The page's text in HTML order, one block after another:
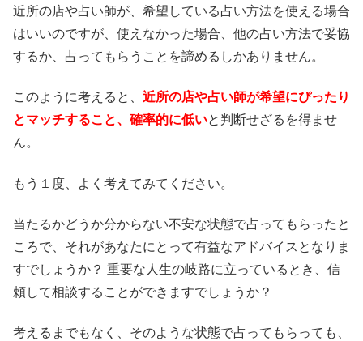
近所の店や占い師が、希望している占い方法を使える場合
はいいのですが、使えなかった場合、他の占い方法で妥協
するか、占ってもらうことを諦めるしかありません。
このように考えると、 近所の店や占い師が希望にぴったり
とマッチすること、確率的に低いと判断せざるを得ませ
ん。
もう１度、よく考えてみてください。
当たるかどうか分からない不安な状態で占ってもらったと
ころで、それがあなたにとって有益なアドバイスとなりま
すでしょうか？ 重要な人生の岐路に立っているとき、信
頼して相談することができますでしょうか？
考えるまでもなく、そのような状態で占ってもらっても、